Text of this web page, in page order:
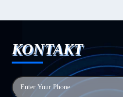
KONTAKT